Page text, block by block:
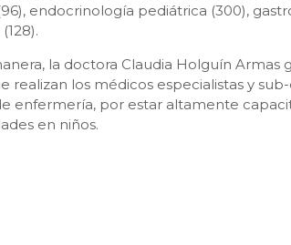
endocrinología pediátrica (300),
la doctora Claudia Holguín Armas
realizan los médicos especialistas y
enfermería, por estar altamente
en niños.